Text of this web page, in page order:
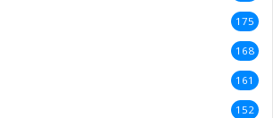
175
168
161
152